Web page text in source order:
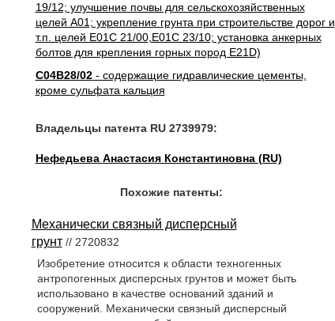
19/12; улучшение почвы для сельскохозяйственных
целей A01; укрепление грунта при строительстве дорог и
т.п. целей E01C 21/00,E01C 23/10; установка анкерных
болтов для крепления горных пород E21D)
C04B28/02- содержащие гидравлические цементы,
кроме сульфата кальция
Владельцы патента RU 2739979:
Нефедьева Анастасия Константиновна (RU)
Похожие патенты:
Механически связный дисперсный
грунт// 2720832
Изобретение относится к области техногенных
антропогенных дисперсных грунтов и может быть
использовано в качестве оснований зданий и
сооружений. Механически связный дисперсный